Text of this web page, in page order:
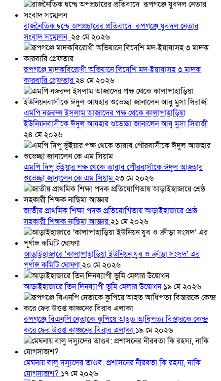
রাজনৈতিক দ্বন্দ্বে অপপ্রচারের প্রতিবাদে ‎রূপগঞ্জে যুবদল নেতার
সংবাদ সম্মেলন ‎ ২৫ মে ২০২৬
রূপগঞ্জে মাদকবিরোধী অভিযানে বিদেশি মদ-ইয়াবাসহ ৩ মাদক
কারবারি গ্রেফতার২৪ মে ২০২৬
এমপি নজরুল ইসলাম আজাদের পক্ষ থেকে কালাপাহাড়িয়া
ইউনিয়নবাসীকে ঈদুল আযহার শুভেচ্ছা জানালেন আবু মুসা সিরাজী
২৪ মে ২০২৬
এমপি দিপু ভূঁইয়ার পক্ষ থেকে তারাব পৌরবাসীকে ঈদুল আজহার
শুভেচ্ছা জানালেন কে এম সিয়াম২৩ মে ২০২৬
জাতীয় প্রাথমিক শিক্ষা পদক প্রতিযোগিতায় আড়াইহাজারে শ্রেষ্ঠ
সহকারী শিক্ষক নাছিমা আক্তার২১ মে ২০২৬
আড়াইহাজারে ‘কালাপাহাড়িয়া ইউনিয়ন যুব ও ক্রীড়া সংসদ’ এর
পূর্ণাঙ্গ কমিটি ঘোষণা২০ মে ২০২৬
আড়াইহাজারে তিন দিনব্যাপী ভূমি মেলার উদ্বোধন১৯ মে ২০২৬
রূপগঞ্জে বিএনপি নেতাকে কুপিয়ে আহত আধিপত্য বিস্তারকে কেন্দ্র
করে ফের উত্তপ্ত কাঞ্চনের বিরাব এলাকা ১৯ মে ২০২৬
মেঘনায় বালু দস্যুদের তাণ্ডব: প্রশাসনের নীরবতা কি রহস্য, নাকি
যোগসাজশ? ১৭ মে ২০২৬